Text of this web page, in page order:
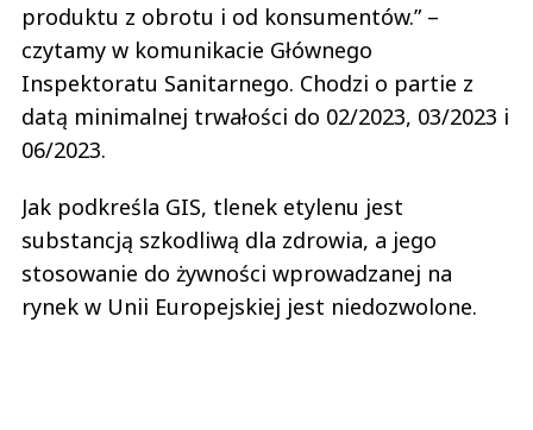
produktu z obrotu i od konsumentów.” –
czytamy w komunikacie Głównego
Inspektoratu Sanitarnego. Chodzi o partie z
datą minimalnej trwałości do 02/2023, 03/2023 i
06/2023.
Jak podkreśla GIS, tlenek etylenu jest
substancją szkodliwą dla zdrowia, a jego
stosowanie do żywności wprowadzanej na
rynek w Unii Europejskiej jest niedozwolone.